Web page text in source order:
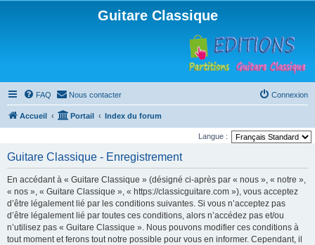
Guitare Classique
FAQ Nous contacter Connexion
Accueil Portail Index du forum
Langue :
Guitare Classique - Enregistrement
En accédant à « Guitare Classique » (désigné ci-après par « nous », « notre »,
« nos », « Guitare Classique », « https://classicguitare.com »), vous acceptez
d’être légalement lié par les conditions suivantes. Si vous n’acceptez pas
d’être légalement lié par toutes ces conditions, alors n’accédez pas et/ou
n’utilisez pas « Guitare Classique ». Nous pouvons modifier ces conditions à
tout moment et ferons tout notre possible pour vous en informer. Cependant, il